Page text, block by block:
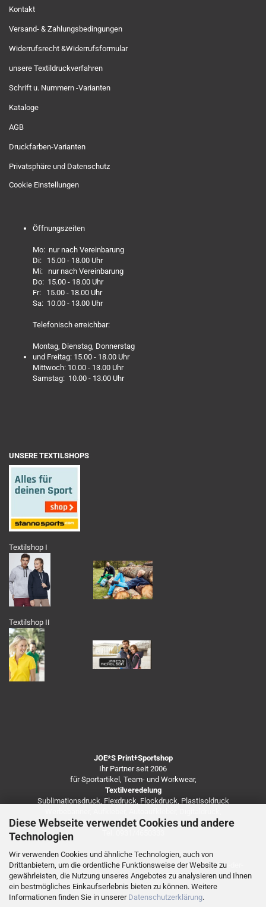
Diese Webseite verwendet Cookies und andere
Technologien
Wir verwenden Cookies und ähnliche Technologien, auch von
Drittanbietern, um die ordentliche Funktionsweise der Website zu
gewährleisten, die Nutzung unseres Angebotes zu analysieren und Ihnen
ein bestmögliches Einkaufserlebnis bieten zu können. Weitere
Informationen finden Sie in unserer Datenschutzerklärung.
Kontakt
Versand- & Zahlungsbedingungen
Widerrufsrecht &Widerrufsformular
unsere Textildruckverfahren
Schrift u. Nummern -Varianten
Kataloge
AGB
Druckfarben-Varianten
Privatsphäre und Datenschutz
Cookie Einstellungen
Öffnungszeiten
Mo: nur nach Vereinbarung
Di: 15.00 - 18.00 Uhr
Mi: nur nach Vereinbarung
Do: 15.00 - 18.00 Uhr
Fr: 15.00 - 18.00 Uhr
Sa: 10.00 - 13.00 Uhr
Telefonisch erreichbar:
Montag, Dienstag, Donnerstag
und Freitag: 15.00 - 18.00 Uhr
Mittwoch: 10.00 - 13.00 Uhr
Samstag: 10.00 - 13.00 Uhr
UNSERE TEXTILSHOPS
Textilshop I
Textilshop II
JOE*S Print+Sportshop
Ihr Partner seit 2006
für Sportartikel, Team- und Workwear,
Textilveredelung
Sublimationsdruck, Flexdruck, Flockdruck, Plastisoldruck
Besticken von Arbeitsbekleidung u.v.m.
https://de.freepik.com/fotos-kostenlos/coronavirus-infektion-der-
vorderansicht-mit-speicherplatz_7248138.htm